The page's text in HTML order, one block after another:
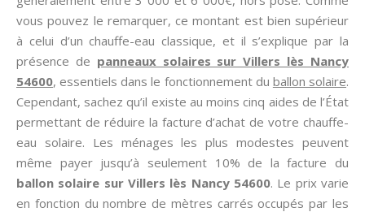
vous pouvez le remarquer, ce montant est bien supérieur
à celui d’un chauffe-eau classique, et il s’explique par la
présence de panneaux solaires sur Villers lès Nancy
54600, essentiels dans le fonctionnement du ballon solaire.
Cependant, sachez qu’il existe au moins cinq aides de l’État
permettant de réduire la facture d’achat de votre chauffe-
eau solaire. Les ménages les plus modestes peuvent
même payer jusqu’à seulement 10% de la facture du
ballon solaire sur Villers lès Nancy 54600. Le prix varie
en fonction du nombre de mètres carrés occupés par les